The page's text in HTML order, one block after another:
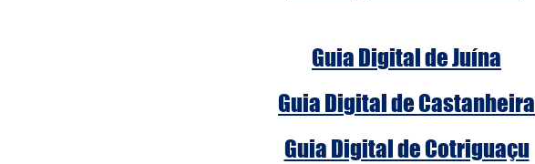
Guia Digital de Juína
Guia Digital de Castanheira
Guia Digital de Cotriguaçu